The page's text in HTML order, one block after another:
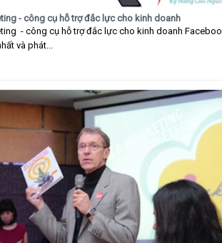
- công cụ hỗ trợ đắc lực cho kinh doanh
- công cụ hỗ trợ đắc lực cho kinh doanh
và phát...